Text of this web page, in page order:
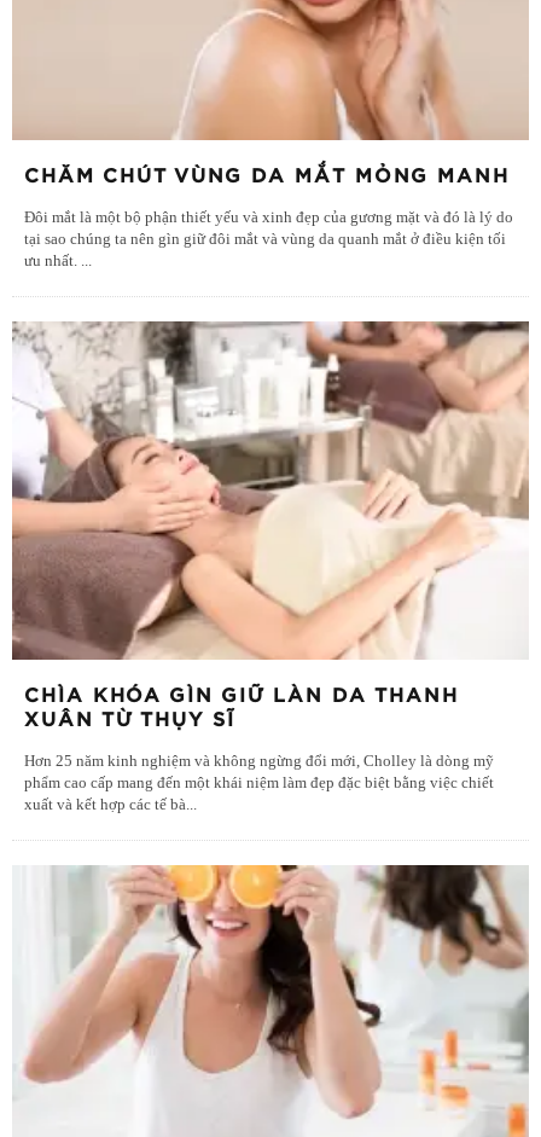
CHĂM CHÚT VÙNG DA MẮT MỎNG MANH
Đôi mắt là một bộ phận thiết yếu và xinh đẹp của gương mặt và đó là lý do
tại sao chúng ta nên gìn giữ đôi mắt và vùng da quanh mắt ở điều kiện tối
ưu nhất.
CHÌA KHÓA GÌN GIỮ LÀN DA THANH
XUÂN TỪ THỤY SĨ
Hơn 25 năm kinh nghiệm và không ngừng đổi mới, Cholley là dòng mỹ
phẩm cao cấp mang đến một khái niệm làm đẹp đặc biệt bằng việc chiết
xuất và kết hợp các tế bà